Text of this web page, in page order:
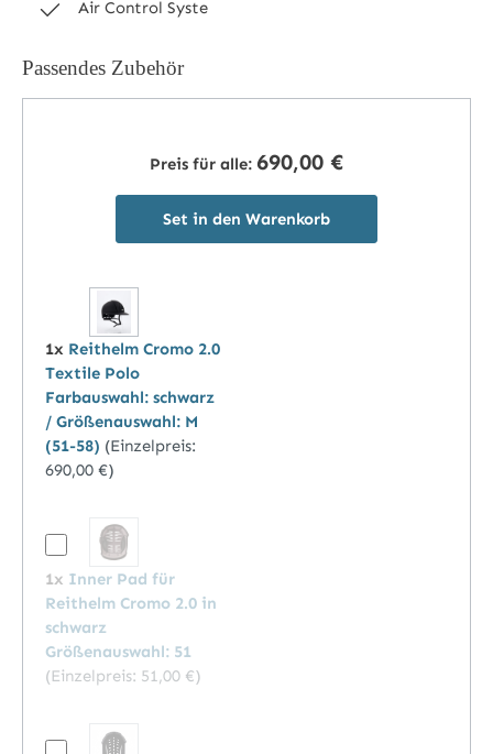
Air Control Syste
Passendes Zubehör
Preis für alle: 690,00 €
Set in den Warenkorb
1x Reithelm Cromo 2.0
Textile Polo
Farbauswahl: schwarz
/ Größenauswahl: M
(51-58) (Einzelpreis:
690,00 €)
1x Inner Pad für
Reithelm Cromo 2.0 in
schwarz
Größenauswahl: 51
(Einzelpreis: 51,00 €)